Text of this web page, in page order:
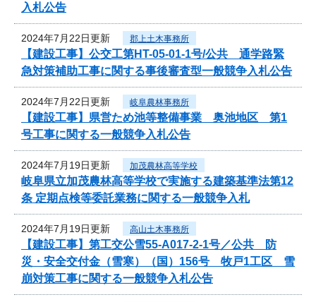
入札公告
2024年7月22日更新 郡上土木事務所
【建設工事】公交工第HT-05-01-1号/公共 通学路緊
急対策補助工事に関する事後審査型一般競争入札公告
2024年7月22日更新 岐阜農林事務所
【建設工事】県営ため池等整備事業 奥池地区 第1
号工事に関する一般競争入札公告
2024年7月19日更新 加茂農林高等学校
岐阜県立加茂農林高等学校で実施する建築基準法第12
条 定期点検等委託業務に関する一般競争入札
2024年7月19日更新 高山土木事務所
【建設工事】第工交公雪55-A017-2-1号／公共 防
災・安全交付金（雪寒）（国）156号 牧戸1工区 雪
崩対策工事に関する一般競争入札公告